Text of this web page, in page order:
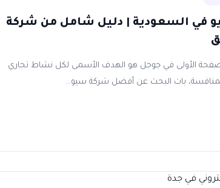
في السعودية | دليل شامل من شركة
الأولى في جوجل هو الهدف الأسمى لكل نشاط تجاري
بات البحث عن أفضل شركة سيو...